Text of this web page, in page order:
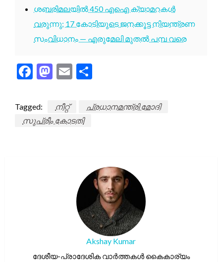
ശബരിമലയിൽ 450 എഐ ക്യാമറകൾ
വരുന്നു; 17 കോടിയുടെ ജനക്കൂട്ട നിയന്ത്രണ
സംവിധാനം — എരുമേലി മുതൽ പമ്പ വരെ
Facebook
Mastodon
Email
Tagged: നീറ്റ്
പ്രധാനമന്ത്രി മോദി
സുപ്രീം കോടതി
Akshay Kumar
ദേശീയ-പ്രാദേശിക വാർത്തകൾ കൈകാര്യം